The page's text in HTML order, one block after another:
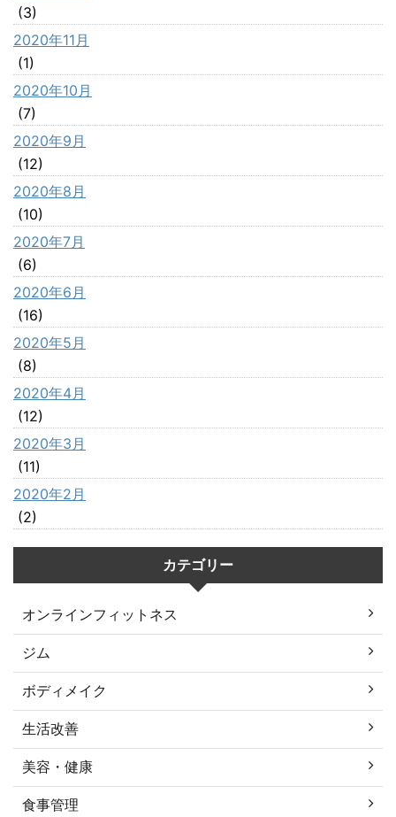
(3)
2020年11月
(1)
2020年10月
(7)
2020年9月
(12)
2020年8月
(10)
2020年7月
(6)
2020年6月
(16)
2020年5月
(8)
2020年4月
(12)
2020年3月
(11)
2020年2月
(2)
カテゴリー
オンラインフィットネス
ジム
ボディメイク
生活改善
美容・健康
食事管理